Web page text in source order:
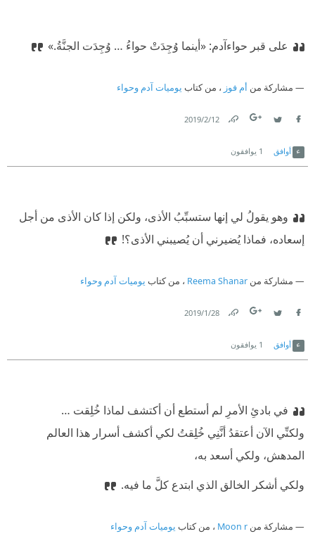
على قبر حواءآدم: «أينما وُجِدَتْ حواءُ … وُجِدَت الجنَّةُ.»
مشاركة من أم فوز ، من كتاب يوميات آدم وحواء
12‏/2‏/2019
أوافق 1 يوافقون
وهو يقولُ لي إنها ستسبِّبُ الأذى، ولكن إذا كان الأذى من أجل
إسعاده، فماذا يُضيرني أن يُصيبني الأذى؟!
مشاركة من Reema Shanar ، من كتاب يوميات آدم وحواء
28‏/1‏/2019
أوافق 1 يوافقون
في بادئِ الأمرِ لم أستطع أن أكتشف لماذا خُلِقت …
ولكنِّي الآن أعتقدُ أنَّنِي خُلِقتُ لكي أكشف أسرار هذا العالم
المدهش، ولكي أسعد به،
ولكي أشكر الخالق الذي ابتدع كلَّ ما فيه.
مشاركة من Moon r ، من كتاب يوميات آدم وحواء